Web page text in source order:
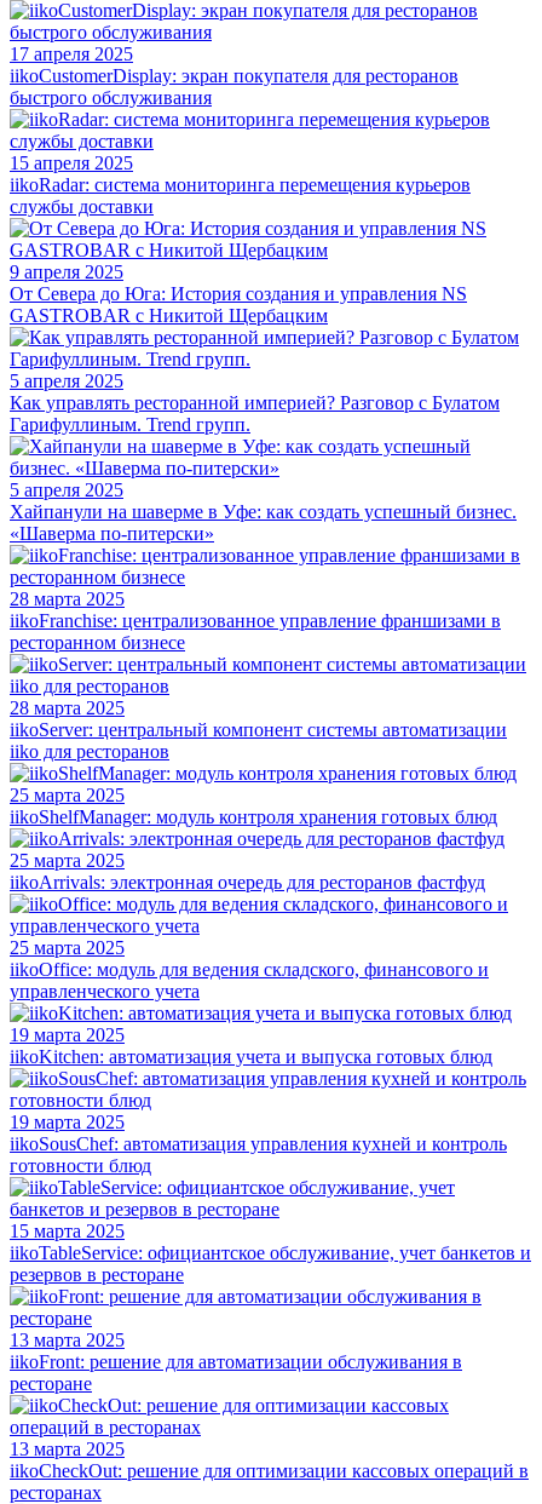
17 апреля 2025
iikoCustomerDisplay: экран покупателя для ресторанов
быстрого обслуживания
15 апреля 2025
iikoRadar: система мониторинга перемещения курьеров
службы доставки
9 апреля 2025
От Севера до Юга: История создания и управления NS
GASTROBAR с Никитой Щербацким
5 апреля 2025
Как управлять ресторанной империей? Разговор с Булатом
Гарифуллиным. Trend групп.
5 апреля 2025
Хайпанули на шаверме в Уфе: как создать успешный бизнес.
«Шаверма по-питерски»
28 марта 2025
iikoFranchise: централизованное управление франшизами в
ресторанном бизнесе
28 марта 2025
iikoServer: центральный компонент системы автоматизации
iiko для ресторанов
25 марта 2025
iikoShelfManager: модуль контроля хранения готовых блюд
25 марта 2025
iikoArrivals: электронная очередь для ресторанов фастфуд
25 марта 2025
iikoOffice: модуль для ведения складского, финансового и
управленческого учета
19 марта 2025
iikoKitchen: автоматизация учета и выпуска готовых блюд
19 марта 2025
iikoSousChef: автоматизация управления кухней и контроль
готовности блюд
15 марта 2025
iikoTableService: официантское обслуживание, учет банкетов и
резервов в ресторане
13 марта 2025
iikoFront: решение для автоматизации обслуживания в
ресторане
13 марта 2025
iikoCheckOut: решение для оптимизации кассовых операций в
ресторанах